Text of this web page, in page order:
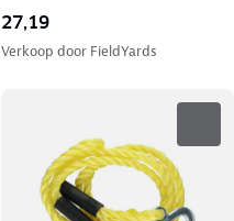
27,19
Verkoop door FieldYards